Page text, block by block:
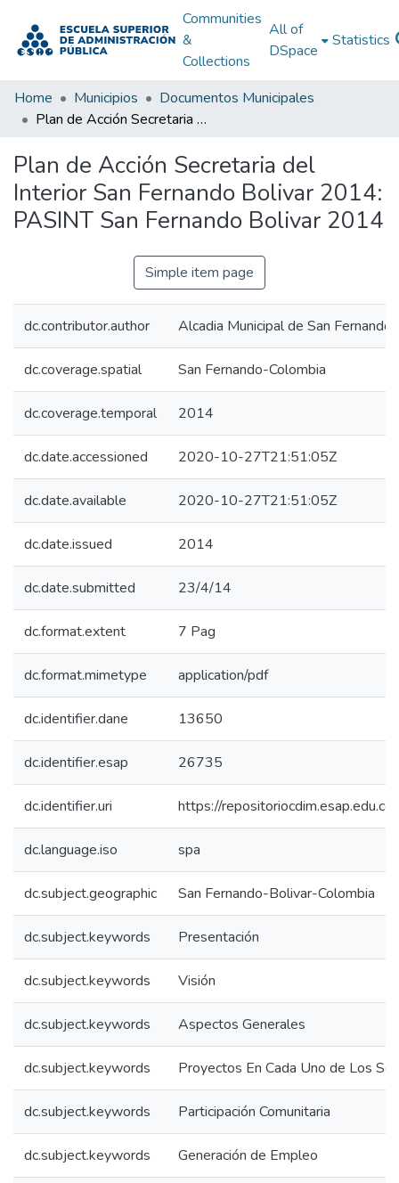
Communities
&
Collections
All of
DSpace
Statistics
Home Municipios
Documentos Municipales
Plan de Acción Secretaria del Interior San Fernando Bolivar 2014: PASINT San Fernando Bolivar 2014
Plan de Acción Secretaria del
Interior San Fernando Bolivar 2014:
PASINT San Fernando Bolivar 2014
Simple item page
dc.contributor.author Alcadia Municipal de San Fernando
dc.coverage.spatial San Fernando-Colombia
dc.coverage.temporal 2014
dc.date.accessioned 2020-10-27T21:51:05Z
dc.date.available 2020-10-27T21:51:05Z
dc.date.issued 2014
dc.date.submitted 23/4/14
dc.format.extent 7 Pag
dc.format.mimetype application/pdf
dc.identifier.dane 13650
dc.identifier.esap 26735
dc.identifier.uri https://
dc.language.iso spa
dc.subject.geographic San Fernando-Bolivar-Colombia
dc.subject.keywords Presentación
dc.subject.keywords Visión
dc.subject.keywords Aspectos Generales
dc.subject.keywords Proyectos En Cada Uno de Los
dc.subject.keywords Participación Comunitaria
dc.subject.keywords Generación de Empleo